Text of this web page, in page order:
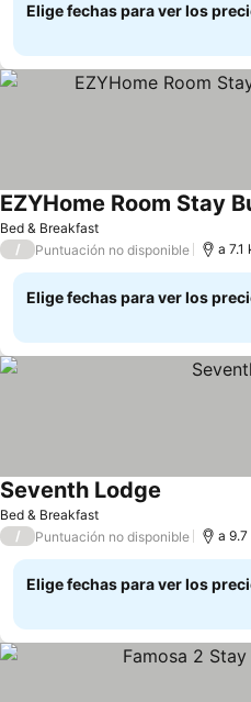
Elige fechas para ver los
Bed & Breakfast
EZYHome Room Stay
/ Puntuación no disponible a 7.1
Elige fechas para ver los
Bed & Breakfast
Seventh Lodge
/ Puntuación no disponible a
Elige fechas para ver los